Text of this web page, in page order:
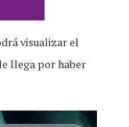
visualizar el
llega por haber